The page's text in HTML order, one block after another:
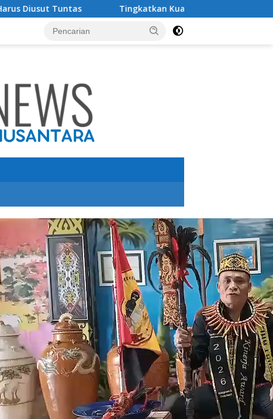
Tingkatkan Kualitas Pendidikan , PT IMIP dan Dinas